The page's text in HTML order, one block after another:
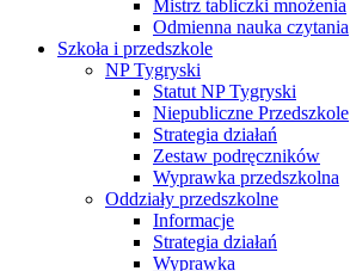
Mistrz tabliczki mnożenia
Odmienna nauka czytania
Szkoła i przedszkole
NP Tygryski
Statut NP Tygryski
Niepubliczne Przedszkole
Strategia działań
Zestaw podręczników
Wyprawka przedszkolna
Oddziały przedszkolne
Informacje
Strategia działań
Wyprawka